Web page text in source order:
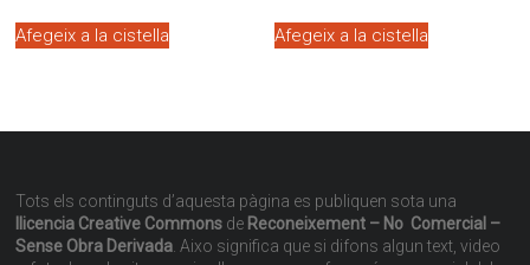
Afegeix a la cistella Afegeix a la cistella
Tots els continguts d’aquesta pàgina es publiquen sota una
llicencia Creative Commons de Reconeixement – No Comercial –
Sense Obra Derivada. Aixo significa que si difons algun text, video